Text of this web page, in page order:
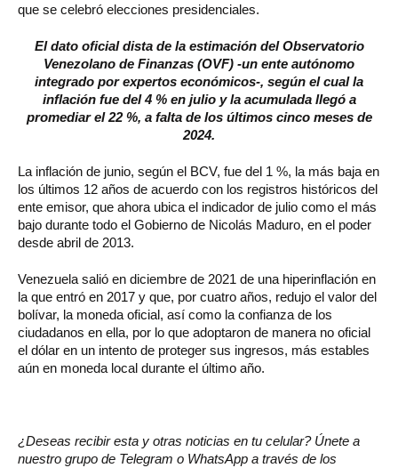
que se celebró elecciones presidenciales.
El dato oficial dista de la estimación del Observatorio
Venezolano de Finanzas (OVF) -un ente autónomo
integrado por expertos económicos-, según el cual la
inflación fue del 4 % en julio y la acumulada llegó a
promediar el 22 %, a falta de los últimos cinco meses de
2024.
La inflación de junio, según el BCV, fue del 1 %, la más baja en
los últimos 12 años de acuerdo con los registros históricos del
ente emisor, que ahora ubica el indicador de julio como el más
bajo durante todo el Gobierno de Nicolás Maduro, en el poder
desde abril de 2013.
Venezuela salió en diciembre de 2021 de una hiperinflación en
la que entró en 2017 y que, por cuatro años, redujo el valor del
bolívar, la moneda oficial, así como la confianza de los
ciudadanos en ella, por lo que adoptaron de manera no oficial
el dólar en un intento de proteger sus ingresos, más estables
aún en moneda local durante el último año.
¿Deseas recibir esta y otras noticias en tu celular? Únete a
nuestro grupo de Telegram o WhatsApp a través de los